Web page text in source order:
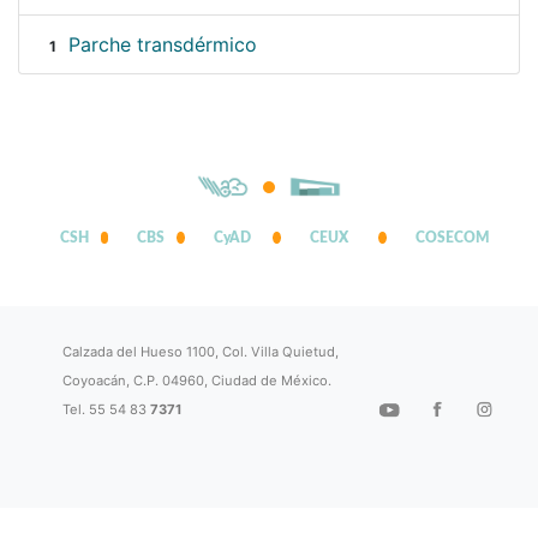
1 Parche transdérmico
CSH CBS CyAD CEUX COSECOM
Calzada del Hueso 1100, Col. Villa Quietud,
Coyoacán, C.P. 04960, Ciudad de México.
Tel. 55 54 837371